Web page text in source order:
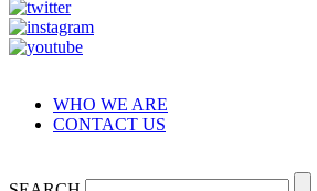
WHO WE ARE
CONTACT US